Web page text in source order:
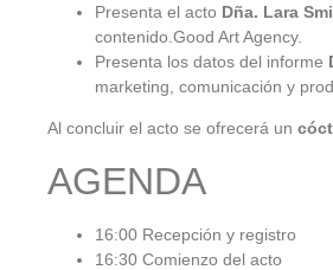
Presenta el acto Dña. Lara
contenido.Good Art Agency.
Presenta los datos del informe
marketing, comunicación y
Al concluir el acto se ofrecerá un
AGENDA
16:00 Recepción y registro
16:30 Comienzo del acto